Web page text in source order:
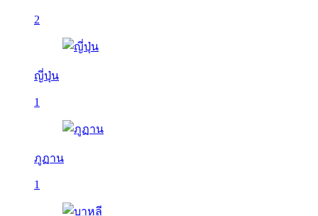
2
ญี่ปุ่น
1
ภูฏาน
1